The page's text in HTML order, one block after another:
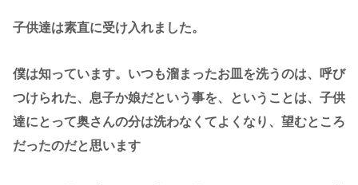
子供達は素直に受け入れました。
僕は知っています。いつも溜まったお皿を洗うのは、呼び
つけられた、息子か娘だという事を、ということは、子供
達にとって奥さんの分は洗わなくてよくなり、望むところ
だったのだと思います